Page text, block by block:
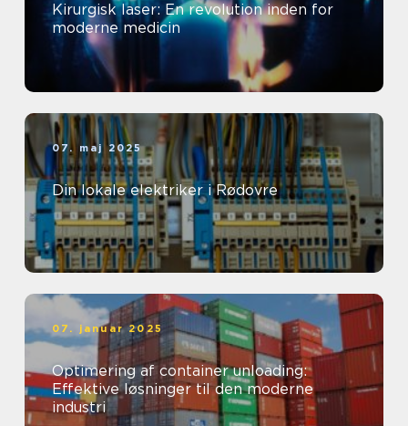
Kirurgisk laser: En revolution inden for
moderne medicin
07. maj 2025
Din lokale elektriker i Rødovre
07. januar 2025
Optimering af container unloading:
Effektive løsninger til den moderne
industri